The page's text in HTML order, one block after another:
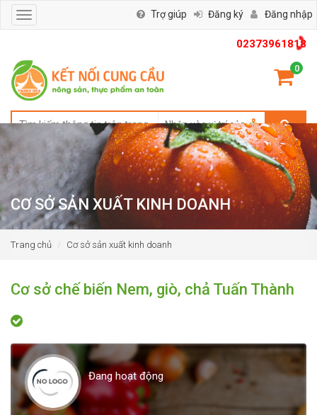
02373961818
0
Toggle
navigation
Trợ giúp Đăng ký Đăng nhập
CƠ SỞ SẢN XUẤT KINH DOANH
Trang chủ Cơ sở sản xuất kinh doanh
Cơ sở chế biến Nem, giò, chả Tuấn Thành
Đang hoạt động